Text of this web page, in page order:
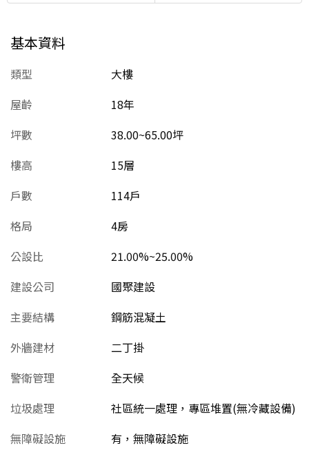
基本資料
類型
大樓
屋齡
18年
坪數
38.00~65.00坪
樓高
15層
戶數
114戶
格局
4房
公設比
21.00%~25.00%
建設公司
國聚建設
主要結構
鋼筋混凝土
外牆建材
二丁掛
警衛管理
全天候
垃圾處理
社區統一處理，專區堆置(無冷藏設備)
無障礙設施
有，無障礙設施